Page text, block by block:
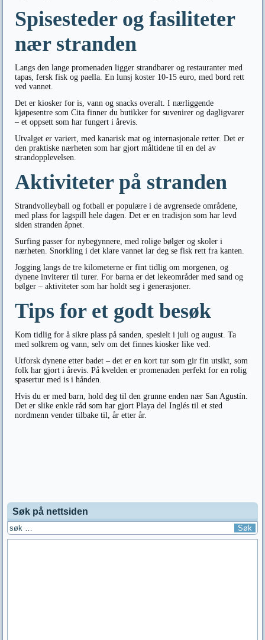
Spisesteder og fasiliteter
nær stranden
Langs den lange promenaden ligger strandbarer og restauranter med
tapas, fersk fisk og paella. En lunsj koster 10-15 euro, med bord rett
ved vannet.
Det er kiosker for is, vann og snacks overalt. I nærliggende
kjøpesentre som Cita finner du butikker for suvenirer og dagligvarer
– et oppsett som har fungert i årevis.
Utvalget er variert, med kanarisk mat og internasjonale retter. Det er
den praktiske nærheten som har gjort måltidene til en del av
strandopplevelsen.
Aktiviteter på stranden
Strandvolleyball og fotball er populære i de avgrensede områdene,
med plass for lagspill hele dagen. Det er en tradisjon som har levd
siden stranden åpnet.
Surfing passer for nybegynnere, med rolige bølger og skoler i
nærheten. Snorkling i det klare vannet lar deg se fisk rett fra kanten.
Jogging langs de tre kilometerne er fint tidlig om morgenen, og
dynene inviterer til turer. For barna er det lekeområder med sand og
bølger – aktiviteter som har holdt seg i generasjoner.
Tips for et godt besøk
Kom tidlig for å sikre plass på sanden, spesielt i juli og august. Ta
med solkrem og vann, selv om det finnes kiosker like ved.
Utforsk dynene etter badet – det er en kort tur som gir fin utsikt, som
folk har gjort i årevis. På kvelden er promenaden perfekt for en rolig
spasertur med is i hånden.
Hvis du er med barn, hold deg til den grunne enden nær San Agustín.
Det er slike enkle råd som har gjort Playa del Inglés til et sted
nordmenn vender tilbake til, år etter år.
Søk på nettsiden